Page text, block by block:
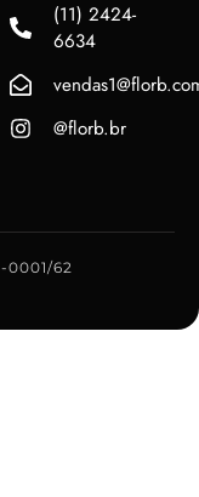
(11) 2424-
6634
@florb.br
0001/62